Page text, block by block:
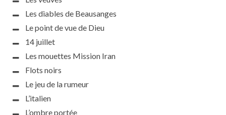
Les diables de Beausanges
Le point de vue de Dieu
14 juillet
Les mouettes Mission Iran
Flots noirs
Le jeu de la rumeur
L’italien
L’ombre portée